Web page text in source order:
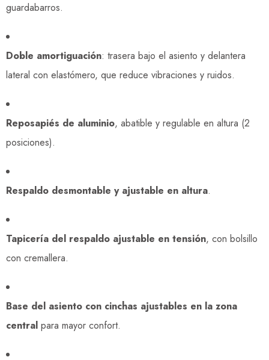
guardabarros.
Doble amortiguación: trasera bajo el asiento y delantera
lateral con elastómero, que reduce vibraciones y ruidos.
Reposapiés de aluminio, abatible y regulable en altura (2
posiciones).
Respaldo desmontable y ajustable en altura.
Tapicería del respaldo ajustable en tensión, con bolsillo
con cremallera.
Base del asiento con cinchas ajustables en la zona
central para mayor confort.